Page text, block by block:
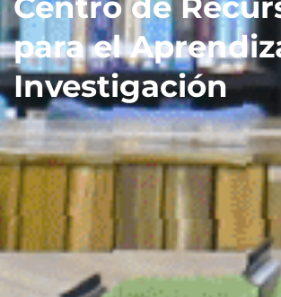
para el
Investigación